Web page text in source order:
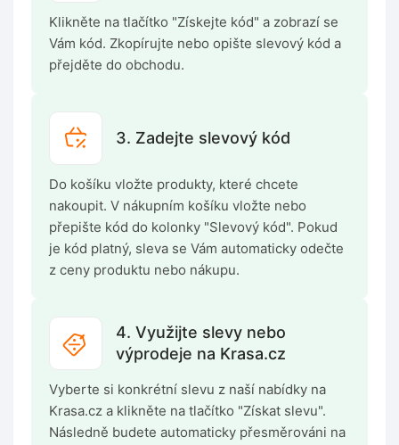
Klikněte na tlačítko "Získejte kód" a zobrazí se
Vám kód. Zkopírujte nebo opište slevový kód a
přejděte do obchodu.
3. Zadejte slevový kód
Do košíku vložte produkty, které chcete
nakoupit. V nákupním košíku vložte nebo
přepište kód do kolonky "Slevový kód". Pokud
je kód platný, sleva se Vám automaticky odečte
z ceny produktu nebo nákupu.
4. Využijte slevy nebo
výprodeje na Krasa.cz
Vyberte si konkrétní slevu z naší nabídky na
Krasa.cz a klikněte na tlačítko "Získat slevu".
Následně budete automaticky přesměrováni na